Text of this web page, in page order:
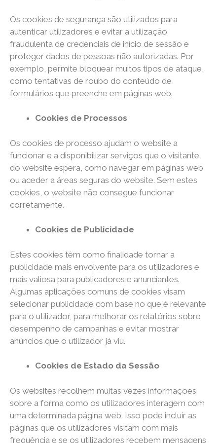
Os cookies de segurança são utilizados para
autenticar utilizadores e evitar a utilização
fraudulenta de credenciais de início de sessão e
proteger dados de pessoas não autorizadas. Por
exemplo, permite bloquear muitos tipos de ataque,
como tentativas de roubo do conteúdo de
formulários que preenche em páginas web.
Cookies de Processos
Os cookies de processo ajudam o website a
funcionar e a disponibilizar serviços que o visitante
do website espera, como navegar em páginas web
ou aceder a áreas seguras do website. Sem estes
cookies, o website não consegue funcionar
corretamente.
Cookies de Publicidade
Estes cookies têm como finalidade tornar a
publicidade mais envolvente para os utilizadores e
mais valiosa para publicadores e anunciantes.
Algumas aplicações comuns de cookies visam
selecionar publicidade com base no que é relevante
para o utilizador, para melhorar os relatórios sobre
desempenho de campanhas e evitar mostrar
anúncios que o utilizador já viu.
Cookies de Estado da Sessão
Os websites recolhem muitas vezes informações
sobre a forma como os utilizadores interagem com
uma determinada página web. Isso pode incluir as
páginas que os utilizadores visitam com mais
frequência e se os utilizadores recebem mensagens